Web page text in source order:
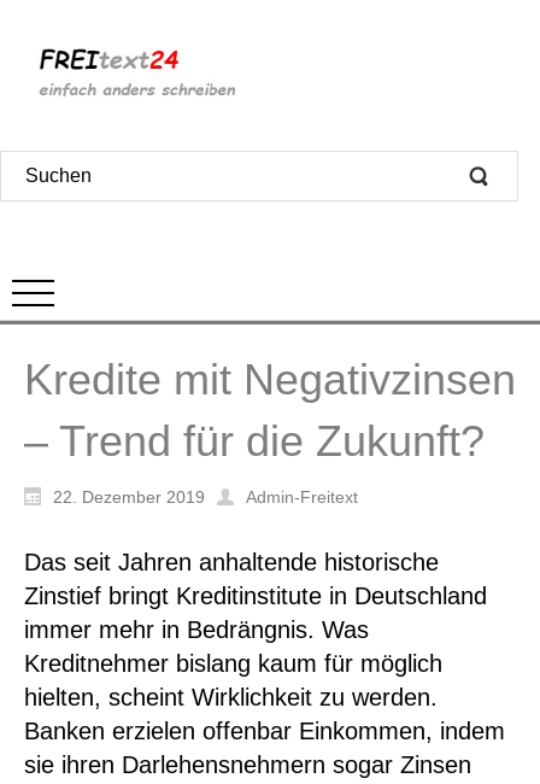
Kredite mit Negativzinsen
– Trend für die Zukunft?
22. Dezember 2019 Admin-Freitext
Das seit Jahren anhaltende historische
Zinstief bringt Kreditinstitute in Deutschland
immer mehr in Bedrängnis. Was
Kreditnehmer bislang kaum für möglich
hielten, scheint Wirklichkeit zu werden.
Banken erzielen offenbar Einkommen, indem
sie ihren Darlehensnehmern sogar Zinsen